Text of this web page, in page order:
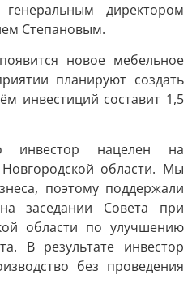
директором
Степановым.
новое мебельное
планируют создать
инвестиций составит 1,5
нацелен на
области. Мы
поэтому поддержали
заседании Совета при
области по улучшению
В результате инвестор
без проведения